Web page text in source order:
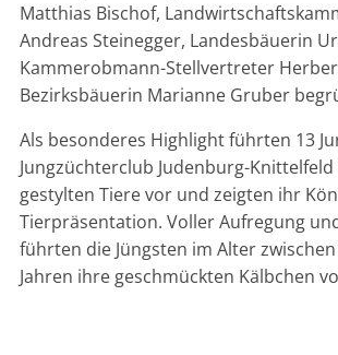
Matthias Bischof,
Andreas Steinegger, Landesbäuerin
Kammerobmann-Stellvertreter
Bezirksbäuerin Marianne Gruber
Als besonderes Highlight führten 13
Jungzüchterclub Judenburg-
gestylten Tiere vor und zeigten ihr
Tierpräsentation. Voller Aufregung
führten die Jüngsten im Alter
Jahren ihre geschmückten Kälbchen